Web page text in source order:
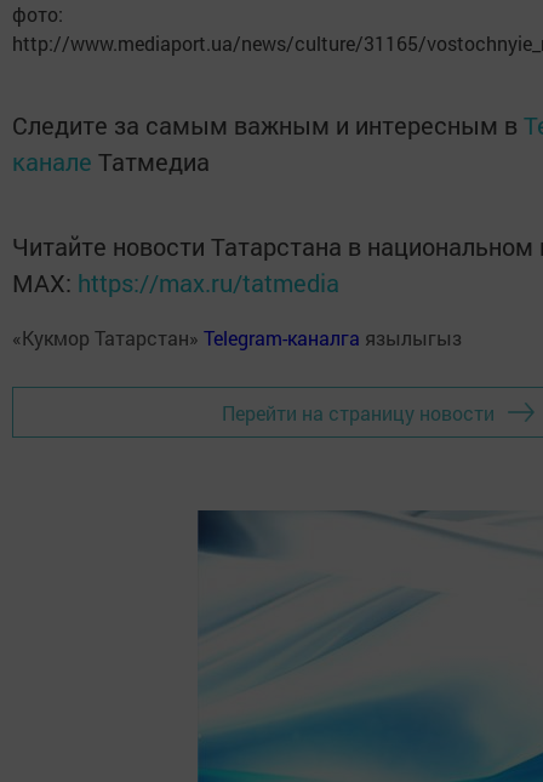
фото:
http://www.mediaport.ua/news/culture/31165/
Следите за самым важным и интересным в
канале Татмедиа
Читайте новости Татарстана в
MАХ: https://max.ru/tatmedia
«Кукмор Татарстан» Telegram-каналга язылыгыз
Перейти на страницу новости